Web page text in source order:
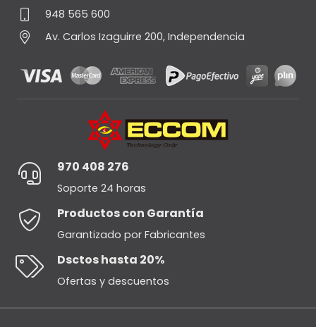
948 565 600
Av. Carlos Izaguirre 200, Independencia
970 408 276
Soporte 24 horas
Productos con Garantía
Garantizado por Fabricantes
Dsctos hasta 20%
Ofertas y descuentos